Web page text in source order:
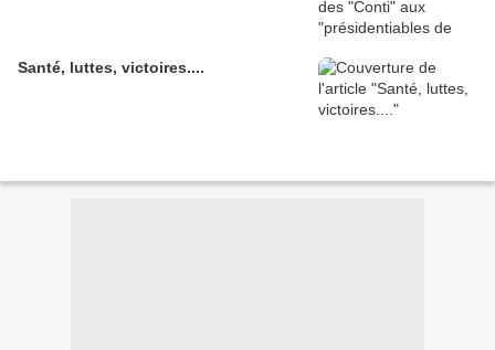
Santé, luttes, victoires....